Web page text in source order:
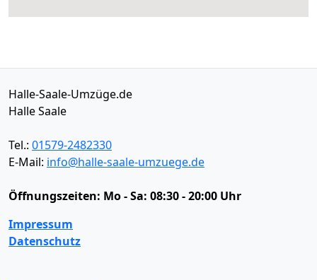
Halle-Saale-Umzüge.de
Halle Saale
Tel.: 01579-2482330
E-Mail: info@halle-saale-umzuege.de
Öffnungszeiten: Mo - Sa: 08:30 - 20:00 Uhr
Impressum
Datenschutz